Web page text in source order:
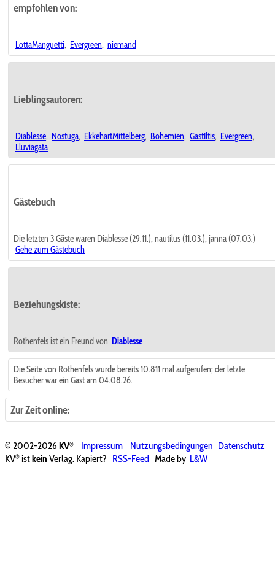
empfohlen von:
LottaManguetti, Evergreen, niemand
Lieblingsautoren:
Diablesse, Nostuga, EkkehartMittelberg, Bohemien, GastIltis, Evergreen,
Lluviagata
Gästebuch
Die letzten 3 Gäste waren Diablesse (29.11.), nautilus (11.03.), janna (07.03.)
Gehe zum Gästebuch
Beziehungskiste:
Rothenfels ist ein Freund von Diablesse
Die Seite von Rothenfels wurde bereits 10.811 mal aufgerufen; der letzte
Besucher war ein Gast am 04.08.26.
Zur Zeit online:
© 2002-2026KV® Impressum Nutzungsbedingungen Datenschutz
KV® ist kein Verlag. Kapiert? RSS-Feed Made by L&W